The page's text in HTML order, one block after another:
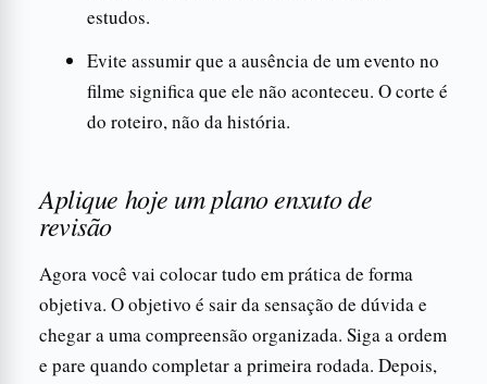
estudos.
Evite assumir que a ausência de um evento no
filme significa que ele não aconteceu. O corte é
do roteiro, não da história.
Aplique hoje um plano enxuto de
revisão
Agora você vai colocar tudo em prática de forma
objetiva. O objetivo é sair da sensação de dúvida e
chegar a uma compreensão organizada. Siga a ordem
e pare quando completar a primeira rodada. Depois,